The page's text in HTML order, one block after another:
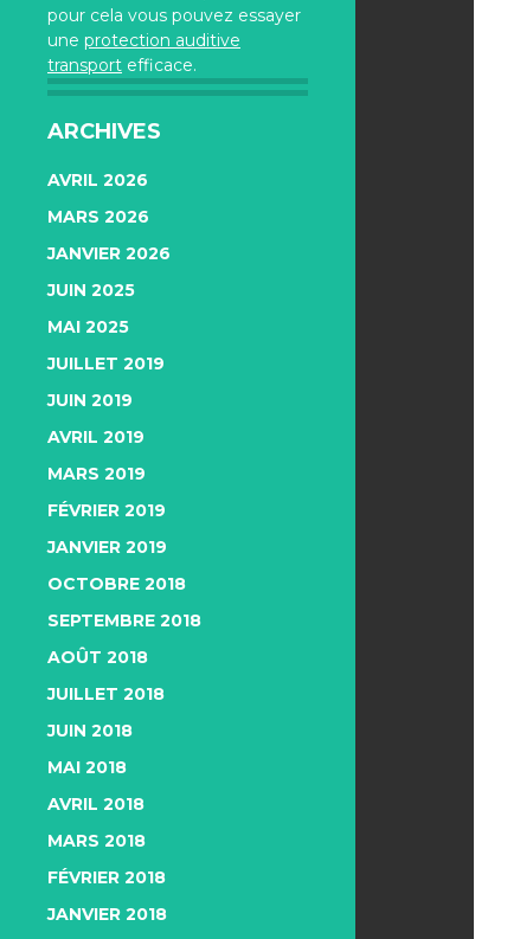
pour cela vous pouvez essayer
une protection auditive
transport efficace.
ARCHIVES
AVRIL 2026
MARS 2026
JANVIER 2026
JUIN 2025
MAI 2025
JUILLET 2019
JUIN 2019
AVRIL 2019
MARS 2019
FÉVRIER 2019
JANVIER 2019
OCTOBRE 2018
SEPTEMBRE 2018
AOÛT 2018
JUILLET 2018
JUIN 2018
MAI 2018
AVRIL 2018
MARS 2018
FÉVRIER 2018
JANVIER 2018